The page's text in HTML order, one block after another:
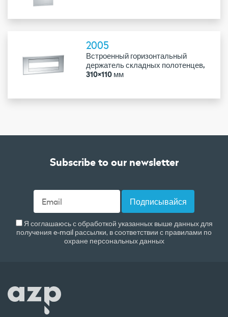
2005
Встроенный горизонтальный
держатель складных полотенцев,
310×110 мм
Subscribe to our newsletter
Я соглашаюсь с обработкой указанных выше данных для
получения e-mail рассылки, в соответствии с правилами по
охране персональных данных